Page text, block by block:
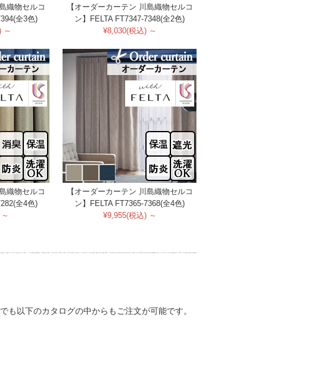
織物セルコ
全3色)
～
【オーダーカーテン 川島織物セルコ
ン】FELTA FT7347-7348(全2色)
¥8,030(税込) ～
織物セルコ
全4色)
【オーダーカーテン 川島織物セルコ
ン】FELTA FT7365-7368(全4色)
¥9,955(税込) ～
以下のカタログの中からもご注文が可能です。